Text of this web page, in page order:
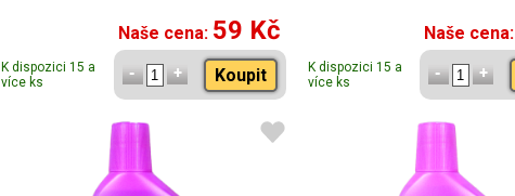
Naše cena: 59 Kč
K dispozici 15 a
více ks
Koupit
Naše cena:
K dispozici 15 a
více ks